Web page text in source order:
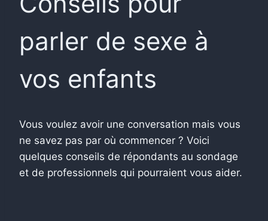
parler de sexe à
vos enfants
Vous voulez avoir une conversation mais vous
ne savez pas par où commencer ? Voici
quelques conseils de répondants au sondage
et de professionnels qui pourraient vous aider.